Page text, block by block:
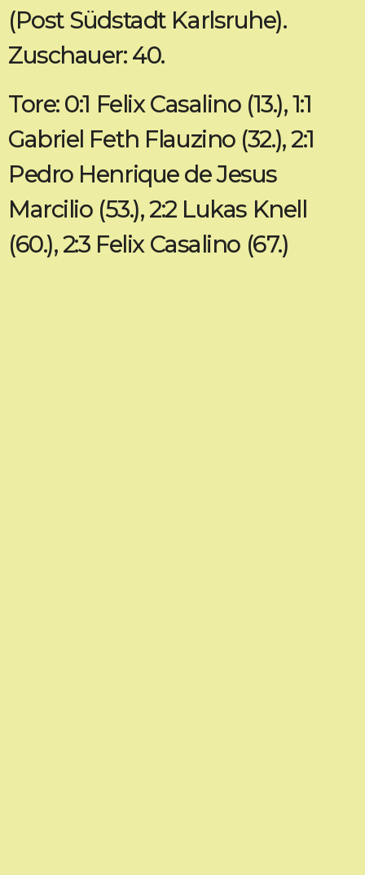
(Post Südstadt Karlsruhe).
Zuschauer: 40.
Tore: 0:1 Felix Casalino (13.), 1:1
Gabriel Feth Flauzino (32.), 2:1
Pedro Henrique de Jesus
Marcilio (53.), 2:2 Lukas Knell
(60.), 2:3 Felix Casalino (67.)